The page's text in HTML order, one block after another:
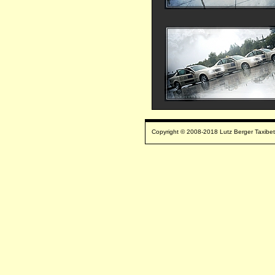
Copyright © 2008-2018 Lutz Berger